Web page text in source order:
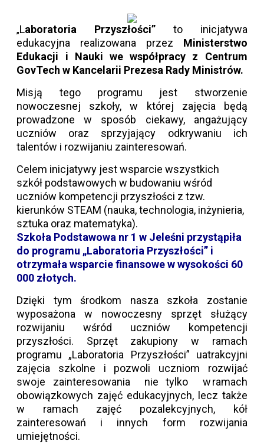
„Laboratoria Przyszłości” to inicjatywa
edukacyjna realizowana przez Ministerstwo
Edukacji i Nauki we współpracy z Centrum
GovTech w Kancelarii Prezesa Rady Ministrów.
Misją tego programu jest stworzenie
nowoczesnej szkoły, w której zajęcia będą
prowadzone w sposób ciekawy, angażujący
uczniów oraz sprzyjający odkrywaniu ich
talentów i rozwijaniu zainteresowań.
Celem inicjatywy jest wsparcie wszystkich
szkół podstawowych w budowaniu wśród
uczniów kompetencji przyszłości z tzw.
kierunków STEAM (nauka, technologia, inżynieria,
sztuka oraz matematyka).
Szkoła Podstawowa nr 1 w Jeleśni przystąpiła
do programu „Laboratoria Przyszłości” i
otrzymała wsparcie finansowe w wysokości 60
000 złotych.
Dzięki tym środkom nasza szkoła zostanie
wyposażona w nowoczesny sprzęt służący
rozwijaniu wśród uczniów kompetencji
przyszłości. Sprzęt zakupiony w ramach
programu „Laboratoria Przyszłości” uatrakcyjni
zajęcia szkolne i pozwoli uczniom rozwijać
swoje zainteresowania nie tylko w ramach
obowiązkowych zajęć edukacyjnych, lecz także
w ramach zajęć pozalekcyjnych, kół
zainteresowań i innych form rozwijania
umiejętności.